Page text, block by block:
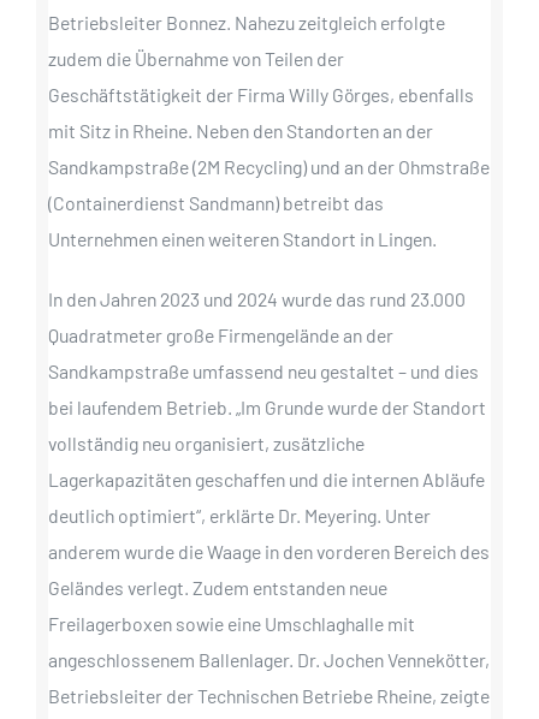
Betriebsleiter Bonnez. Nahezu zeitgleich erfolgte
zudem die Übernahme von Teilen der
Geschäftstätigkeit der Firma Willy Görges, ebenfalls
mit Sitz in Rheine. Neben den Standorten an der
Sandkampstraße (2M Recycling) und an der Ohmstraße
(Containerdienst Sandmann) betreibt das
Unternehmen einen weiteren Standort in Lingen.
In den Jahren 2023 und 2024 wurde das rund 23.000
Quadratmeter große Firmengelände an der
Sandkampstraße umfassend neu gestaltet – und dies
bei laufendem Betrieb. „Im Grunde wurde der Standort
vollständig neu organisiert, zusätzliche
Lagerkapazitäten geschaffen und die internen Abläufe
deutlich optimiert“, erklärte Dr. Meyering. Unter
anderem wurde die Waage in den vorderen Bereich des
Geländes verlegt. Zudem entstanden neue
Freilagerboxen sowie eine Umschlaghalle mit
angeschlossenem Ballenlager. Dr. Jochen Vennekötter,
Betriebsleiter der Technischen Betriebe Rheine, zeigte